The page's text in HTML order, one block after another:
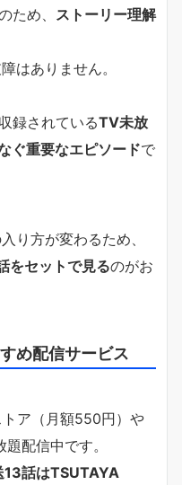
ため、 ストーリー理解
はありません。
録されているTV未放
ぐ重要なエピソードで
り方が変わるため、
をセットで見るのがお
め配信サービス
ア（月額550円）や
配信中です。
13話はTSUTAYA